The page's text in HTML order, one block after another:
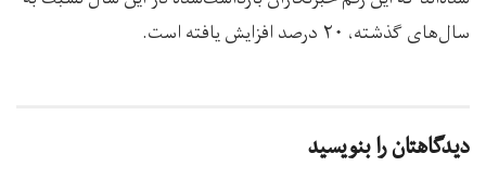
سال‌های گذشته، ۲۰ درصد افزایش یافته است.
دیدگاهتان را بنویسید